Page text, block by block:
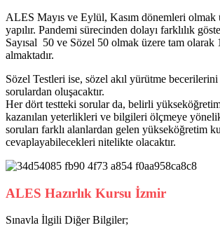
ALES Mayıs ve Eylül, Kasım dönemleri olmak
yapılır. Pandemi sürecinden dolayı farklılık
Sayısal 50 ve Sözel 50 olmak üzere tam olarak
almaktadır.
Sözel Testleri ise, sözel akıl yürütme becerilerini
sorulardan oluşacaktır.
Her dört testteki sorular da, belirli
kazanılan yeterlikleri ve bilgileri ölçmeye
soruları farklı alanlardan gelen yükseköğretim
cevaplayabilecekleri nitelikte olacaktır.
ALES Hazırlık Kursu İzmir
Sınavla İlgili Diğer Bilgiler;